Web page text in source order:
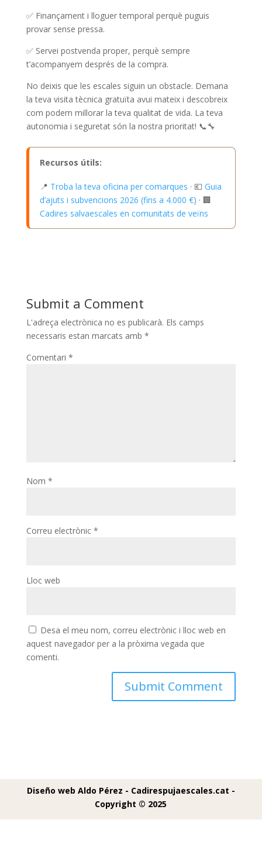
✅ Finançament i lloguer temporal perquè puguis
provar sense pressa.
✅ Servei postvenda proper, perquè sempre
t’acompanyem després de la compra.
No deixis que les escales siguin un obstacle. Demana
la teva visita tècnica gratuïta avui mateix i descobreix
com podem millorar la teva qualitat de vida. La teva
autonomia i seguretat són la nostra prioritat! 📞🔧
Recursos útils:
📍 Troba la teva oficina per comarques · 💶 Guia
d’ajuts i subvencions 2026 (fins a 4.000 €) · 🏢
Cadires salvaescales en comunitats de veïns
Submit a Comment
L'adreça electrònica no es publicarà. Els camps
necessaris estan marcats amb *
Comentari *
Nom *
Correu electrònic *
Lloc web
Desa el meu nom, correu electrònic i lloc web en
aquest navegador per a la pròxima vegada que
comenti.
Diseño web Aldo Pérez - Cadirespujaescales.cat -
Copyright © 2025